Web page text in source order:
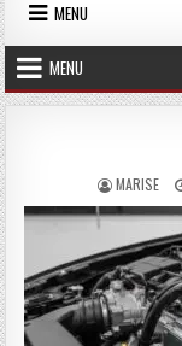
MENU
MENU
AUTHOR:
MARISE